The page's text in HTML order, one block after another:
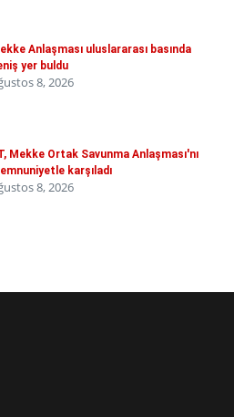
Anlaşması uluslararası basında
yer buldu
8, 2026
Mekke Ortak Savunma Anlaşması'nı
karşıladı
8, 2026